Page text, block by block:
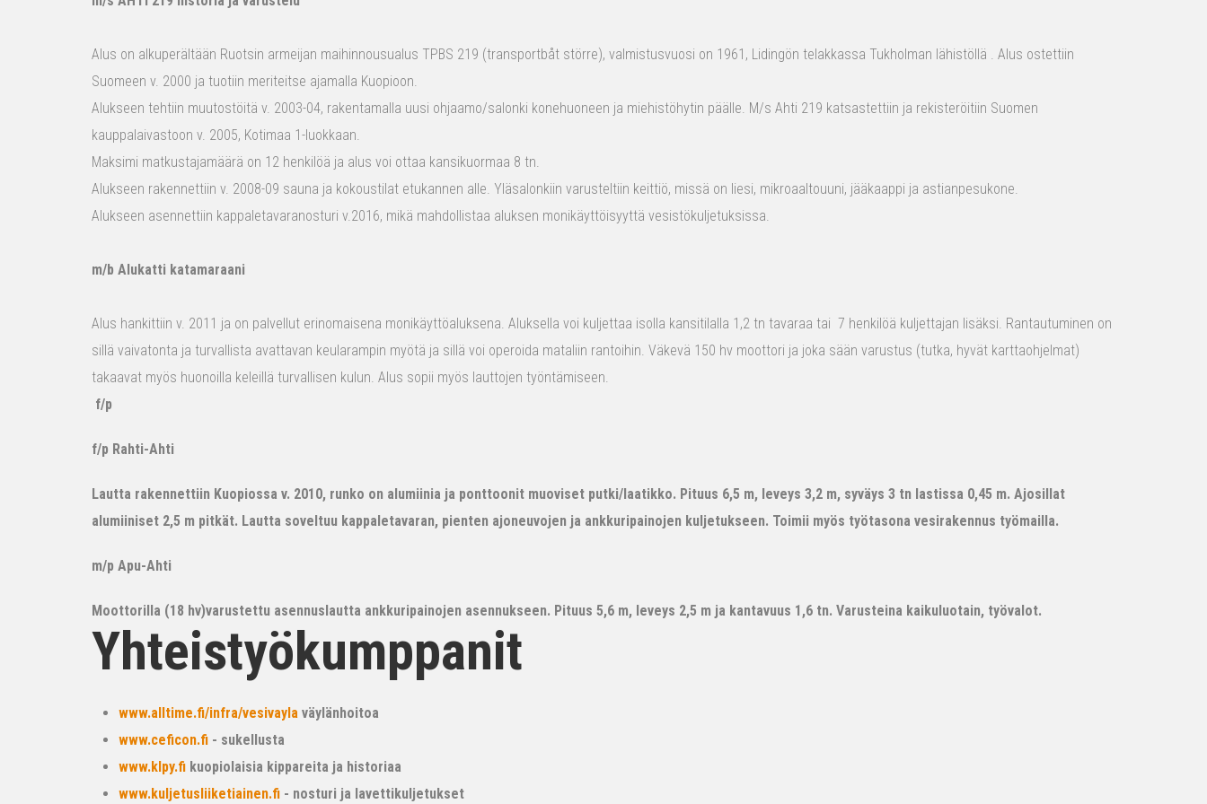
Alus on alkuperältään Ruotsin armeijan maihinnousualus TPBS 219 (transportbåt större), valmistusvuosi on 1961, Lidingön telakkassa Tukholman lähistöllä . Alus ostettiin
Suomeen v. 2000 ja tuotiin meriteitse ajamalla Kuopioon.
Alukseen tehtiin muutostöitä v. 2003-04, rakentamalla uusi ohjaamo/salonki konehuoneen ja miehistöhytin päälle. M/s Ahti 219 katsastettiin ja rekisteröitiin Suomen
kauppalaivastoon v. 2005, Kotimaa 1-luokkaan.
Maksimi matkustajamäärä on 12 henkilöä ja alus voi ottaa kansikuormaa 8 tn.
Alukseen rakennettiin v. 2008-09 sauna ja kokoustilat etukannen alle. Yläsalonkiin varusteltiin keittiö, missä on liesi, mikroaaltouuni, jääkaappi ja astianpesukone.
Alukseen asennettiin kappaletavaranosturi v.2016, mikä mahdollistaa aluksen monikäyttöisyyttä vesistökuljetuksissa.
m/b Alukatti katamaraani
Alus hankittiin v. 2011 ja on palvellut erinomaisena monikäyttöaluksena. Aluksella voi kuljettaa isolla kansitilalla 1,2 tn tavaraa tai 7 henkilöä kuljettajan lisäksi. Rantautuminen on
sillä vaivatonta ja turvallista avattavan keularampin myötä ja sillä voi operoida mataliin rantoihin. Väkevä 150 hv moottori ja joka sään varustus (tutka, hyvät karttaohjelmat)
takaavat myös huonoilla keleillä turvallisen kulun. Alus sopii myös lauttojen työntämiseen.
f/p
f/p Rahti-Ahti
Lautta rakennettiin Kuopiossa v. 2010, runko on alumiinia ja ponttoonit muoviset putki/laatikko. Pituus 6,5 m, leveys 3,2 m, syväys 3 tn lastissa 0,45 m. Ajosillat
alumiiniset 2,5 m pitkät. Lautta soveltuu kappaletavaran, pienten ajoneuvojen ja ankkuripainojen kuljetukseen. Toimii myös työtasona vesirakennus työmailla.
m/p Apu-Ahti
Moottorilla (18 hv)varustettu asennuslautta ankkuripainojen asennukseen. Pituus 5,6 m, leveys 2,5 m ja kantavuus 1,6 tn. Varusteina kaikuluotain, työvalot.
Yhteistyökumppanit
www.alltime.fi/infra/vesivayla väylänhoitoa
www.ceficon.fi - sukellusta
www.klpy.fi kuopiolaisia kippareita ja historiaa
www.kuljetusliiketiainen.fi - nosturi ja lavettikuljetukset